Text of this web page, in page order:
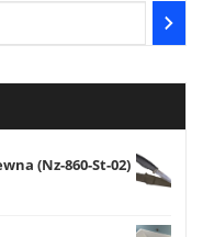
(Nz-860-St-02)